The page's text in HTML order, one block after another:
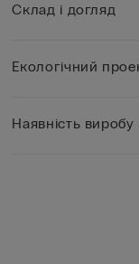
Склад і догляд
Екологічний
Наявність виробу